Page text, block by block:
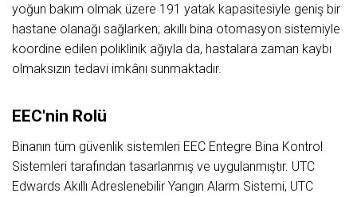
yoğun bakım olmak üzere 191 yatak kapasitesiyle geniş bir
hastane olanağı sağlarken; akıllı bina otomasyon sistemiyle
koordine edilen poliklinik ağıyla da, hastalara zaman kaybı
olmaksızın tedavi imkânı sunmaktadır.
EEC'nin Rolü
Binanın tüm güvenlik sistemleri EEC Entegre Bina Kontrol
Sistemleri tarafından tasarlanmış ve uygulanmıştır. UTC
Edwards Akıllı Adreslenebilir Yangın Alarm Sistemi, UTC